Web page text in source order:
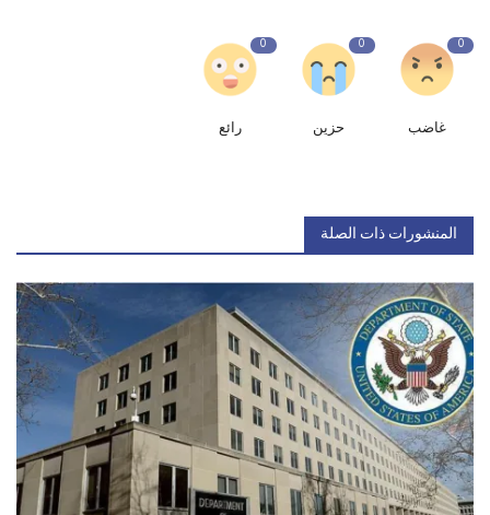
0
غاضب
0
حزين
0
رائع
المنشورات ذات الصلة